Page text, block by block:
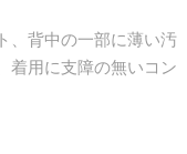
、背中の一部に薄い汚
着用に支障の無いコン